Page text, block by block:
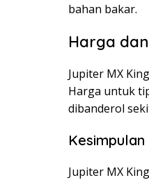
bahan bakar.
Harga
Jupiter MX
Harga untuk
dibanderol
Kesimpulan
Jupiter MX